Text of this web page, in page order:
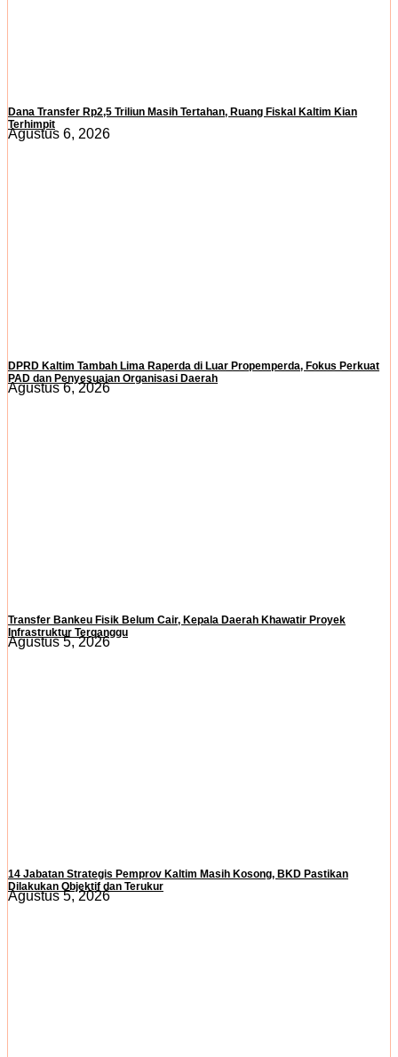
Dana Transfer Rp2,5 Triliun Masih Tertahan, Ruang Fiskal Kaltim Kian
Terhimpit
Agustus 6, 2026
DPRD Kaltim Tambah Lima Raperda di Luar Propemperda, Fokus Perkuat
PAD dan Penyesuaian Organisasi Daerah
Agustus 6, 2026
Transfer Bankeu Fisik Belum Cair, Kepala Daerah Khawatir Proyek
Infrastruktur Terganggu
Agustus 5, 2026
14 Jabatan Strategis Pemprov Kaltim Masih Kosong, BKD Pastikan
Dilakukan Objektif dan Terukur
Agustus 5, 2026